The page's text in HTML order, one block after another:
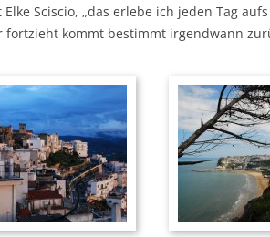
Sciscio, „das erlebe ich jeden Tag
kommt bestimmt irgendwann